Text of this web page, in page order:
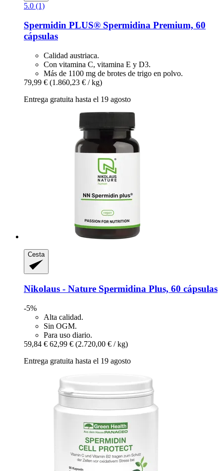
5.0 (1)
Spermidin PLUS® Spermidina Premium, 60
cápsulas
Calidad austriaca.
Con vitamina C, vitamina E y D3.
Más de 1100 mg de brotes de trigo en polvo.
79,99 € (1.860,23 € / kg)
Entrega gratuita hasta el 19 agosto
Cesta
Nikolaus - Nature Spermidina Plus, 60 cápsulas
-5%
Alta calidad.
Sin OGM.
Para uso diario.
59,84 € 62,99 € (2.720,00 € / kg)
Entrega gratuita hasta el 19 agosto